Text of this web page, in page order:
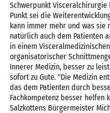
Schwerpunkt
Punkt sei die
kann immer mehr und was sie
natürlich auch dem Patienten
in einem
organisatorischer
Innerer Medizin, besser zu
sofort zu Gute. "Die Medizin
das dem Patienten durch
Fachkompetenz besser helfen
Salzkottens Bürgermeister